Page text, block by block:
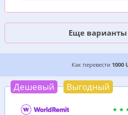
Еще варианты
7 ДЕШЕВЫХ Как перевести 1000
Дешевый Выгодный